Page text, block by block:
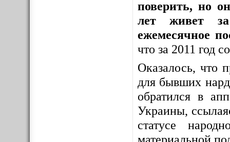
поверить, но
лет живет за
ежемесячное
что за 2011 год
Оказалось, что
для бывших
обратился в
Украины,
статусе
материальной